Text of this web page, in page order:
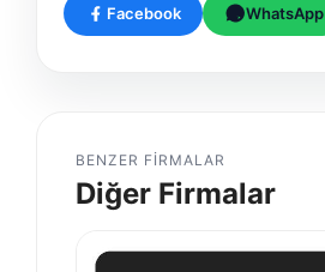
Facebook WhatsApp
BENZER FIRMALAR
Diğer Firmalar